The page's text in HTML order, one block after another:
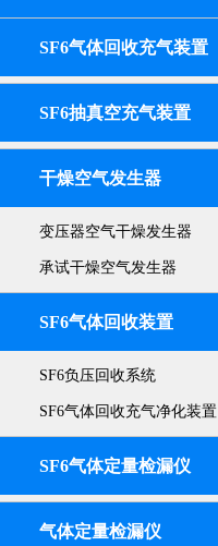
SF6气体回收充气装置
SF6抽真空充气装置
干燥空气发生器
变压器空气干燥发生器
承试干燥空气发生器
SF6气体回收装置
SF6负压回收系统
SF6气体回收充气净化装置
SF6气体定量检漏仪
气体定量检漏仪